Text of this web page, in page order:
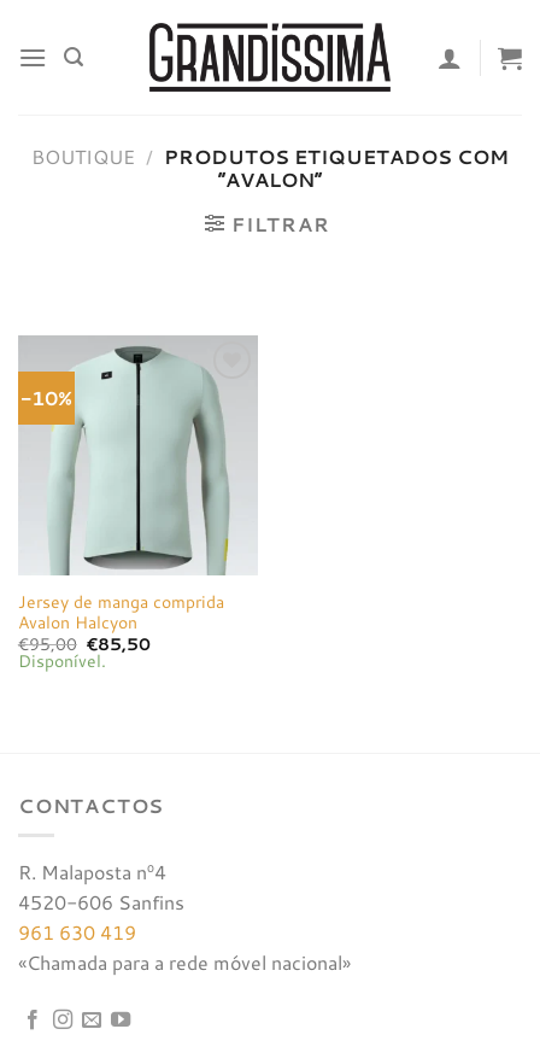
content
BOUTIQUE / PRODUTOS ETIQUETADOS COM
“AVALON”
FILTRAR
-10%
Adicionar
à lista de
desejos
Jersey de manga comprida
Avalon Halcyon
€95,00 O
preço
original
€85,50O
Disponível.
CONTACTOS
R. Malaposta nº4
4520-606 Sanfins
961 630 419
«Chamada para a rede móvel nacional»